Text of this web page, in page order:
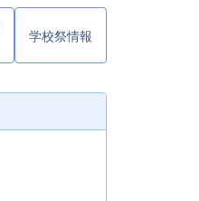
学校祭情報